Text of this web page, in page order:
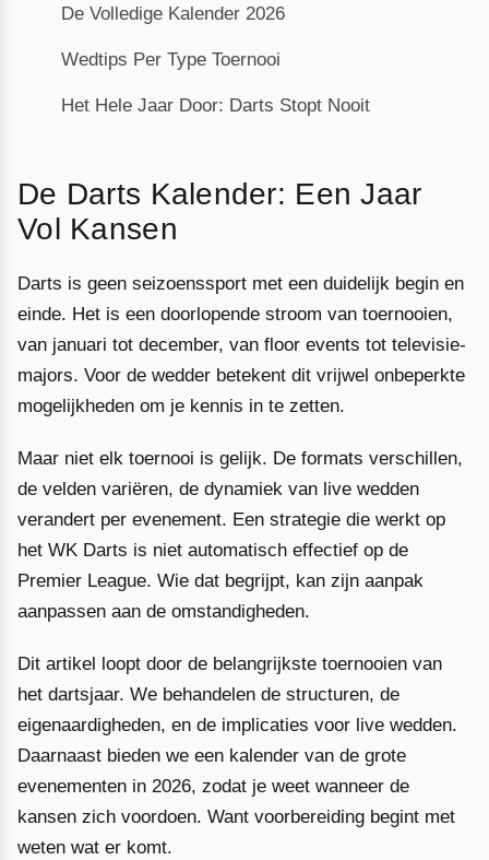
De Volledige Kalender 2026
Wedtips Per Type Toernooi
Het Hele Jaar Door: Darts Stopt Nooit
De Darts Kalender: Een Jaar
Vol Kansen
Darts is geen seizoenssport met een duidelijk begin en
einde. Het is een doorlopende stroom van toernooien,
van januari tot december, van floor events tot televisie-
majors. Voor de wedder betekent dit vrijwel onbeperkte
mogelijkheden om je kennis in te zetten.
Maar niet elk toernooi is gelijk. De formats verschillen,
de velden variëren, de dynamiek van live wedden
verandert per evenement. Een strategie die werkt op
het WK Darts is niet automatisch effectief op de
Premier League. Wie dat begrijpt, kan zijn aanpak
aanpassen aan de omstandigheden.
Dit artikel loopt door de belangrijkste toernooien van
het dartsjaar. We behandelen de structuren, de
eigenaardigheden, en de implicaties voor live wedden.
Daarnaast bieden we een kalender van de grote
evenementen in 2026, zodat je weet wanneer de
kansen zich voordoen. Want voorbereiding begint met
weten wat er komt.